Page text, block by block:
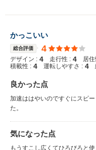
かっこいい
総合評価 4
デザイン : 4 走行性 : 4 居
積載性 : 4 運転しやすさ : 4
良かった点
加速ははやいのですぐにスピ
た。
気になった点
もうすこし広くてひろびろと